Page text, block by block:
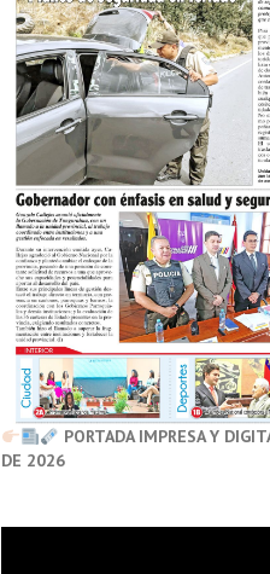
PORTADA IMPRESA Y
DE 2026